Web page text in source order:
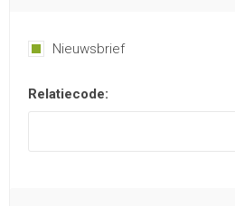
Nieuwsbrief
Relatiecode: